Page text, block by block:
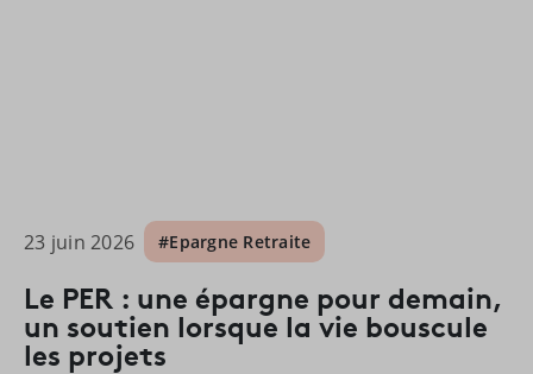
23 juin 2026 #Epargne Retraite
Le PER : une épargne pour demain,
un soutien lorsque la vie bouscule
les projets